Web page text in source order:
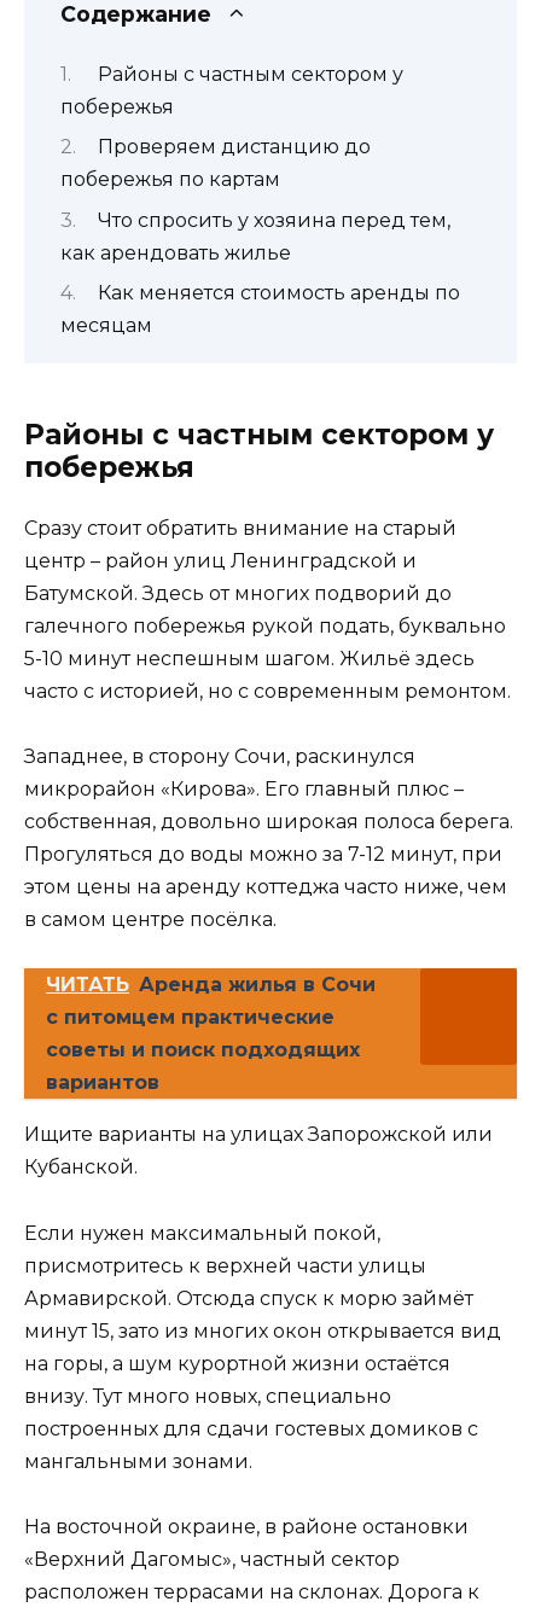
Содержание
Районы с частным сектором у
побережья
Проверяем дистанцию до
побережья по картам
Что спросить у хозяина перед тем,
как арендовать жилье
Как меняется стоимость аренды по
месяцам
Районы с частным сектором у
побережья
Сразу стоит обратить внимание на старый
центр – район улиц Ленинградской и
Батумской. Здесь от многих подворий до
галечного побережья рукой подать, буквально
5-10 минут неспешным шагом. Жильё здесь
часто с историей, но с современным ремонтом.
Западнее, в сторону Сочи, раскинулся
микрорайон «Кирова». Его главный плюс –
собственная, довольно широкая полоса берега.
Прогуляться до воды можно за 7-12 минут, при
этом цены на аренду коттеджа часто ниже, чем
в самом центре посёлка.
ЧИТАТЬ Аренда жилья в Сочи
с питомцем практические
советы и поиск подходящих
вариантов
Ищите варианты на улицах Запорожской или
Кубанской.
Если нужен максимальный покой,
присмотритесь к верхней части улицы
Армавирской. Отсюда спуск к морю займёт
минут 15, зато из многих окон открывается вид
на горы, а шум курортной жизни остаётся
внизу. Тут много новых, специально
построенных для сдачи гостевых домиков с
мангальными зонами.
На восточной окраине, в районе остановки
«Верхний Дагомыс», частный сектор
расположен террасами на склонах. Дорога к